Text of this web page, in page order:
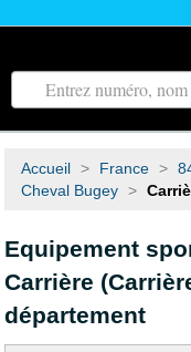
Accueil
Autour de moi
Toutes les régions
Contact
Recherche avancée
Accueil > France >
Cheval Bugey >
Equipement
Carrière
département